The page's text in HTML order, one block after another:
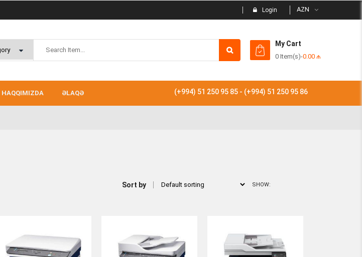
Login AZN
My Cart
0 Item(s)-0.00 ₼
HAQQIMIZDA ƏLAQƏ (+994) 51 250 95 85 - (+994) 51 250 95 86
SHOW:
Sort by